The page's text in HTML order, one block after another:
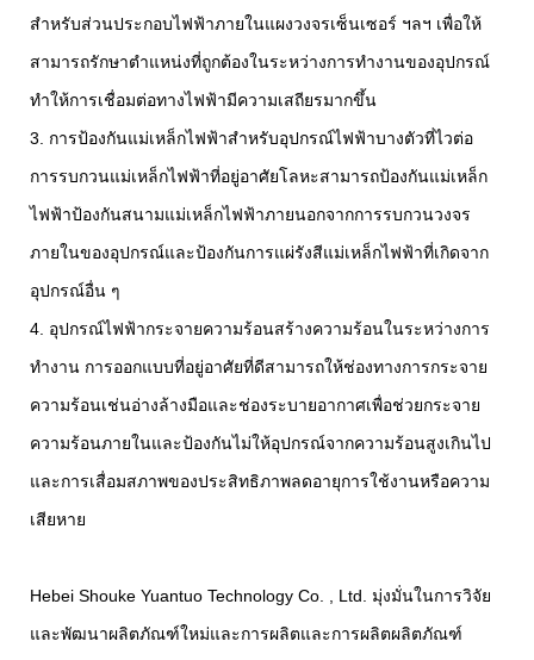
สำหรับส่วนประกอบไฟฟ้าภายในแผงวงจรเซ็นเซอร์ ฯลฯ เพื่อให้
สามารถรักษาตำแหน่งที่ถูกต้องในระหว่างการทำงานของอุปกรณ์
ทำให้การเชื่อมต่อทางไฟฟ้ามีความเสถียรมากขึ้น
3. การป้องกันแม่เหล็กไฟฟ้าสำหรับอุปกรณ์ไฟฟ้าบางตัวที่ไวต่อ
การรบกวนแม่เหล็กไฟฟ้าที่อยู่อาศัยโลหะสามารถป้องกันแม่เหล็ก
ไฟฟ้าป้องกันสนามแม่เหล็กไฟฟ้าภายนอกจากการรบกวนวงจร
ภายในของอุปกรณ์และป้องกันการแผ่รังสีแม่เหล็กไฟฟ้าที่เกิดจาก
อุปกรณ์อื่น ๆ
4. อุปกรณ์ไฟฟ้ากระจายความร้อนสร้างความร้อนในระหว่างการ
ทำงาน การออกแบบที่อยู่อาศัยที่ดีสามารถให้ช่องทางการกระจาย
ความร้อนเช่นอ่างล้างมือและช่องระบายอากาศเพื่อช่วยกระจาย
ความร้อนภายในและป้องกันไม่ให้อุปกรณ์จากความร้อนสูงเกินไป
และการเสื่อมสภาพของประสิทธิภาพลดอายุการใช้งานหรือความ
เสียหาย
Hebei Shouke Yuantuo Technology Co. , Ltd. มุ่งมั่นในการวิจัย
และพัฒนาผลิตภัณฑ์ใหม่และการผลิตและการผลิตผลิตภัณฑ์